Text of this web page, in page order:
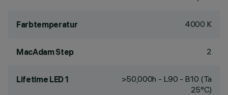
Farbtemperatur 4000 K
MacAdam Step 2
Lifetime LED 1
>50,000h - L90 - B10 (Ta
25°C)